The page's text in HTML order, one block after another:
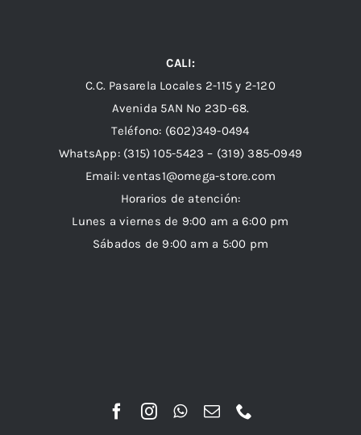
CALI:
C.C. Pasarela Locales 2-115 y 2-120
Avenida 5AN Nº 23D-68.
Teléfono: (602)349-0494
WhatsApp: (315) 105-5423 – (319) 385-0949
Email:ventas1@omega-store.com
Horarios de atención:
Lunes a viernes de 9:00 am a 6:00 pm
Sábados de 9:00 am a 5:00 pm